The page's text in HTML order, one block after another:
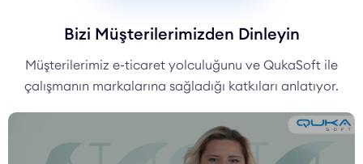
Bizi Müşterilerimizden Dinleyin
Müşterilerimiz e-ticaret yolculuğunu ve QukaSoft ile
çalışmanın markalarına sağladığı katkıları anlatıyor.